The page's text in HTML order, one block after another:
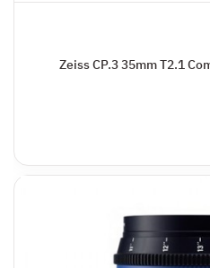
Zeiss CP.3 35mm T2.1